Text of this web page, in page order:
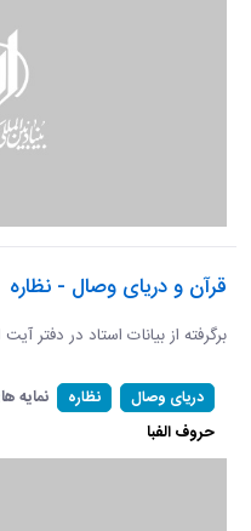
قرآن و دریای وصال - نظاره
برگرفته از بیانات استاد در دفتر آیت
دریای وصال نظاره نمایه
حروف الفبا